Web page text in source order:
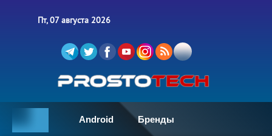
Пт, 07 августа 2026
Android Бренды